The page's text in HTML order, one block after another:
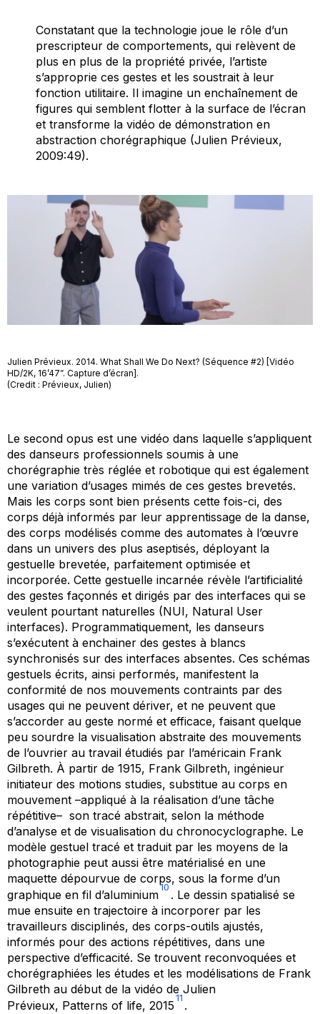
Constatant que la technologie joue le rôle d’un
prescripteur de comportements, qui relèvent de
plus en plus de la propriété privée, l’artiste
s’approprie ces gestes et les soustrait à leur
fonction utilitaire. Il imagine un enchaînement de
figures qui semblent flotter à la surface de l’écran
et transforme la vidéo de démonstration en
abstraction chorégraphique (Julien Prévieux,
2009:49).
Julien Prévieux. 2014. What Shall We Do Next? (Séquence #2) [Vidéo
HD/2K, 16’47”. Capture d’écran].
(Credit : Prévieux, Julien)
Le second opus est une vidéo dans laquelle s’appliquent
des danseurs professionnels soumis à une
chorégraphie très réglée et robotique qui est également
une variation d’usages mimés de ces gestes brevetés.
Mais les corps sont bien présents cette fois-ci, des
corps déjà informés par leur apprentissage de la danse,
des corps modélisés comme des automates à l’œuvre
dans un univers des plus aseptisés, déployant la
gestuelle brevetée, parfaitement optimisée et
incorporée. Cette gestuelle incarnée révèle l’artificialité
des gestes façonnés et dirigés par des interfaces qui se
veulent pourtant naturelles (NUI, Natural User
interfaces). Programmatiquement, les danseurs
s’exécutent à enchainer des gestes à blancs
synchronisés sur des interfaces absentes. Ces schémas
gestuels écrits, ainsi performés, manifestent la
conformité de nos mouvements contraints par des
usages qui ne peuvent dériver, et ne peuvent que
s’accorder au geste normé et efficace, faisant quelque
peu sourdre la visualisation abstraite des mouvements
de l’ouvrier au travail étudiés par l’américain Frank
Gilbreth. À partir de 1915, Frank Gilbreth, ingénieur
initiateur des motions studies, substitue au corps en
mouvement –appliqué à la réalisation d’une tâche
répétitive– son tracé abstrait, selon la méthode
d’analyse et de visualisation du chronocyclographe. Le
modèle gestuel tracé et traduit par les moyens de la
photographie peut aussi être matérialisé en une
maquette dépourvue de corps, sous la forme d’un
graphique en fil d’aluminium
10
. Le dessin spatialisé se
mue ensuite en trajectoire à incorporer par les
travailleurs disciplinés, des corps-outils ajustés,
informés pour des actions répétitives, dans une
perspective d’efficacité. Se trouvent reconvoquées et
chorégraphiées les études et les modélisations de Frank
Gilbreth au début de la vidéo de Julien
Prévieux, Patterns of life, 2015
11
.